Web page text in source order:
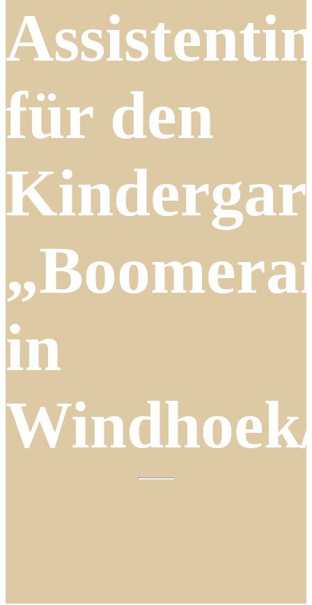
für den
in